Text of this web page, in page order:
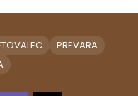
PREVARA